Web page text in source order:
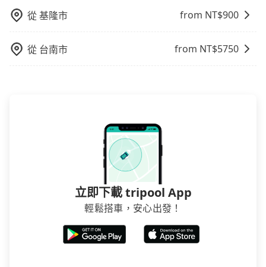
行，高鐵加轉乘之平均每人花費為360元。但如果全程使
用tripool並到府專車接送，則每人平均花費約340元，
少額外負擔20元車資，而且更會額外浪費48分鐘在轉乘
從基隆市 from NT$900
從 台南市 from NT$5750
立即下載 tripool App
輕鬆搭車，安心出發！